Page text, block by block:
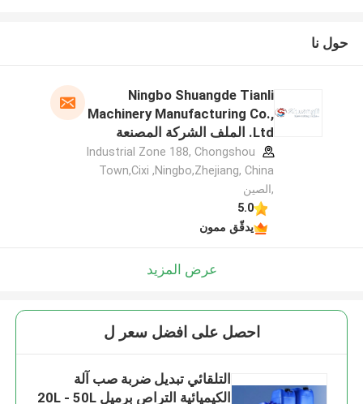
حول نا
Ningbo Shuangde Tianli
Machinery Manufacturing Co.,
Ltd. الملف الشركة المصنعة
Industrial Zone 188, Chongshou
Town,Cixi ,Ningbo,Zhejiang, China
,الصين
5.0
يدقّق ممون
عرض المزيد
احصل على افضل سعر ل
التلقائي تبديل ضربة صب آلة
الكيميائية التراص برميل 20L - 50L